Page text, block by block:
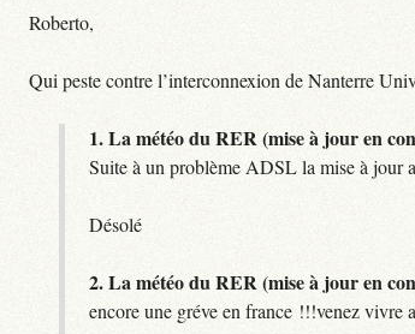
Roberto,
Qui peste contre l’interconnexion de Nanterre
1.La météo du RER (mise à jour en
Suite à un problème ADSL la mise à jour
Désolé
2.La météo du RER (mise à jour en
encore une gréve en france !!!venez vivre